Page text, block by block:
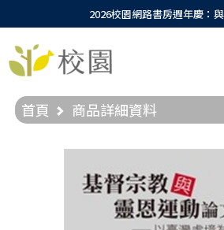
2026校園網路書房週年慶：
首頁 商品詳細資料